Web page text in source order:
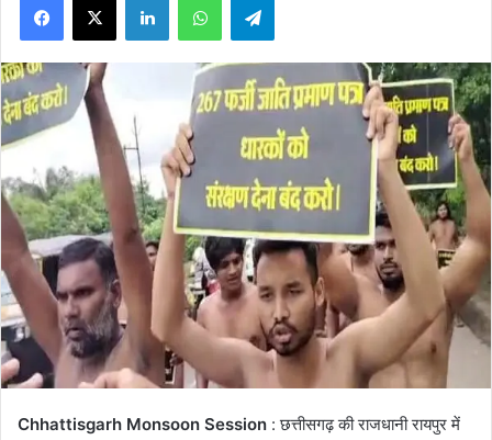
Chhattisgarh Monsoon Session : छत्तीसगढ़ की राजधानी रायपुर में